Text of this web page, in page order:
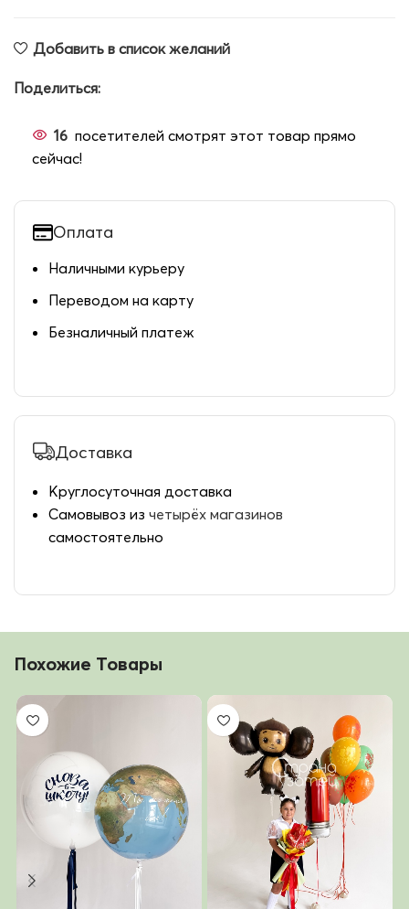
Добавить в список желаний
Поделиться:
16 посетителей смотрят этот товар прямо
сейчас!
Оплата
Наличными курьеру
Переводом на карту
Безналичный платеж
Доставка
Круглосуточная доставка
Самовывоз из четырёх магазинов
самостоятельно
Похожие Товары